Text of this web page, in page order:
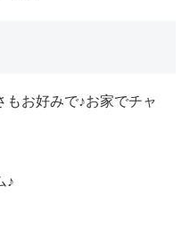
もお好みで♪お家でチャ
♪